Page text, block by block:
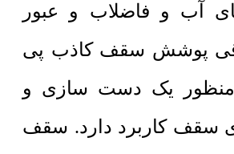
آب و فاضلاب و عبور
پوشش سقف کاذب پی
یک دست سازی و
سقف کاربرد دارد. سقف